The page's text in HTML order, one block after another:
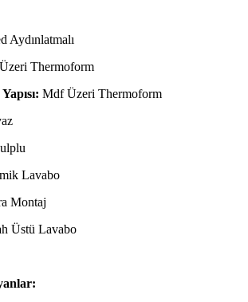
Aydınlatmalı
Thermoform
Mdf Üzeri Thermoform
Lavabo
Montaj
Üstü Lavabo